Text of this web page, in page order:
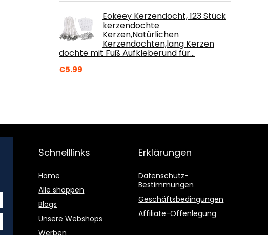
Eokeey Kerzendocht, 123 Stück
kerzendochte
Kerzen,Natürlichen
Kerzendochten,lang Kerzen
dochte mit Fuß Aufkleberund für…
€5.99
Schnelllinks
Home
Alle shoppen
Blogs
Unsere Webshops
Werben
Erklärungen
Datenschutz-
Bestimmungen
Geschäftsbedingungen
Affiliate-Offenlegung